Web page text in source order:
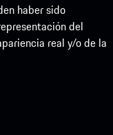
haber sido
del
real y/o de la